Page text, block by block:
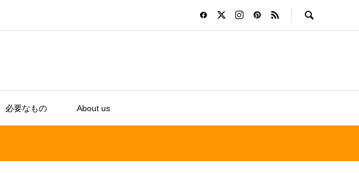
必要なもの About us